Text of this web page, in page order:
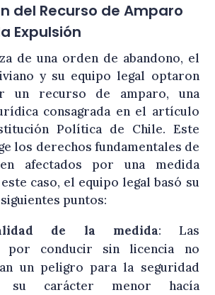
del Recurso de Amparo
Expulsión
de una orden de abandono, el
y su equipo legal optaron
un recurso de amparo, una
consagrada en el artículo
Política de Chile. Este
los derechos fundamentales de
afectados por una medida
caso, el equipo legal basó su
puntos:
de la medida: Las
por conducir sin licencia no
un peligro para la seguridad
su carácter menor hacía